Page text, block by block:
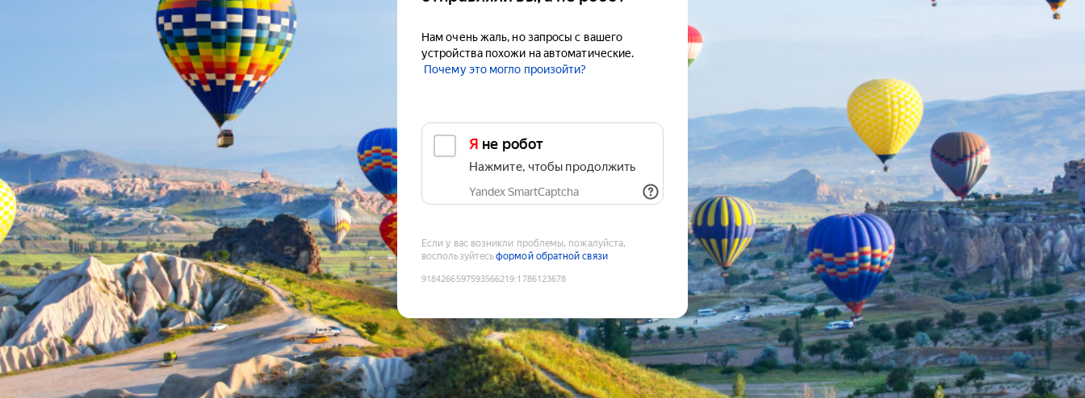
Нам очень жаль, но запросы с вашего
устройства похожи на автоматические.
Почему это могло произойти?
Я не робот
Нажмите, чтобы продолжить
Yandex SmartCaptcha
Если у вас возникли проблемы, пожалуйста,
воспользуйтесьформой обратной связи
9184266597593566219:1786123678